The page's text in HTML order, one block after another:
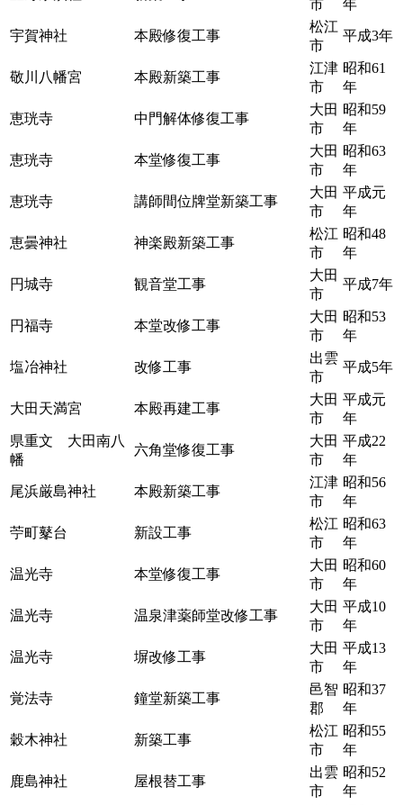
市
年
宇賀神社 本殿修復工事
松江
市
平成3年
敬川八幡宮 本殿新築工事
江津
市
昭和61
年
恵珖寺 中門解体修復工事
大田
市
昭和59
年
恵珖寺 本堂修復工事
大田
市
昭和63
年
恵珖寺 講師間位牌堂新築工事
大田
市
平成元
年
恵曇神社 神楽殿新築工事
松江
市
昭和48
年
円城寺 観音堂工事
大田
市
平成7年
円福寺 本堂改修工事
大田
市
昭和53
年
塩冶神社 改修工事
出雲
市
平成5年
大田天満宮 本殿再建工事
大田
市
平成元
年
県重文 大田南八
幡
六角堂修復工事
大田
市
平成22
年
尾浜厳島神社 本殿新築工事
江津
市
昭和56
年
苧町鼕台 新設工事
松江
市
昭和63
年
温光寺 本堂修復工事
大田
市
昭和60
年
温光寺 温泉津薬師堂改修工事
大田
市
平成10
年
温光寺 塀改修工事
大田
市
平成13
年
覚法寺 鐘堂新築工事
邑智
郡
昭和37
年
穀木神社 新築工事
松江
市
昭和55
年
鹿島神社 屋根替工事
出雲
市
昭和52
年